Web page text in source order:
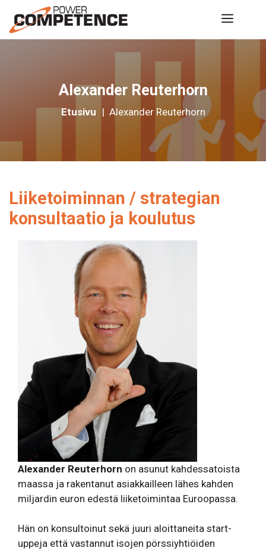
sisältöön
Alexander Reuterhorn
Etusivu | Alexander Reuterhorn
Liiketoiminnan / strategian
konsultaatio ja koulutus
Alexander Reuterhorn on asunut kahdessatoista
maassa ja rakentanut asiakkailleen lähes kahden
miljardin euron edestä liiketoimintaa Euroopassa.
Hän on konsultoinut sekä juuri aloittaneita start-
uppeja että vastannut isojen pörssiyhtiöiden